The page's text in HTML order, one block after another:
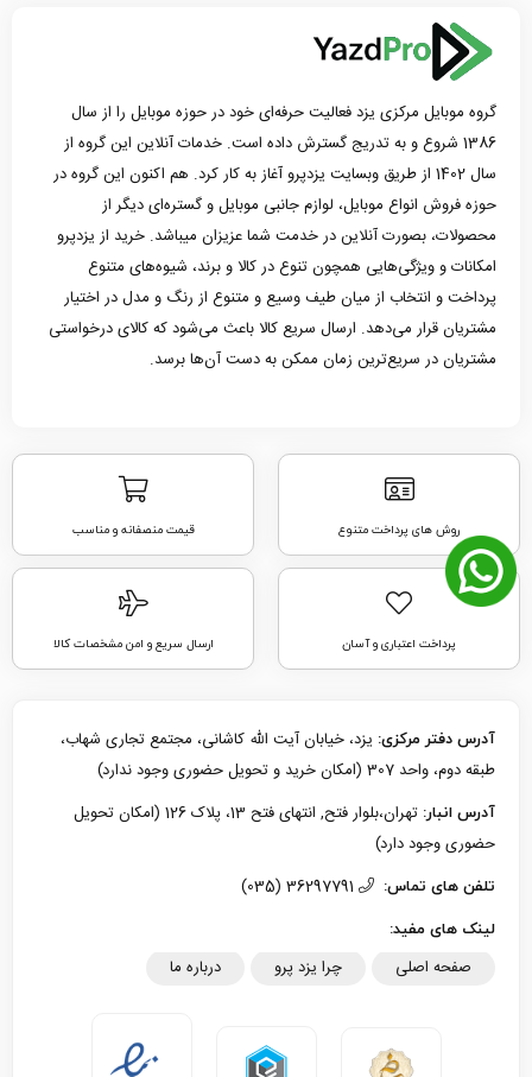
گروه موبایل مرکزی یزد فعالیت حرفه‌ای خود در حوزه موبایل را از سال
1386 شروع و به تدریج گسترش داده است. خدمات آنلاین این گروه از
سال 1402 از طریق وبسایت یزدپرو آغاز به کار کرد. هم اکنون این گروه در
حوزه فروش انواع موبایل، لوازم جانبی موبایل و گستره‌ای دیگر از
محصولات، بصورت آنلاین در خدمت شما عزیزان میباشد. خرید از یزدپرو
امکانات و ویژگی‌هایی همچون تنوع در کالا و برند، شیوه‌های متنوع
پرداخت و انتخاب از میان طیف وسیع و متنوع از رنگ و مدل در اختیار
مشتریان قرار می‌دهد. ارسال سریع کالا باعث می‌شود که کالای درخواستی
مشتریان در سریع‌ترین زمان ممکن به دست آن‌ها برسد.
روش های پرداخت متنوع قیمت منصفانه و مناسب
پرداخت اعتباری و آسان ارسال سریع و امن مشخصات کالا
آدرس دفتر مرکزی: یزد، خیابان آیت الله کاشانی، مجتمع تجاری شهاب،
طبقه دوم، واحد 307 (امکان خرید و تحویل حضوری وجود ندارد)
آدرس انبار:
تهران،بلوار فتح, انتهای فتح 13، پلاک 126 (امکان تحویل
حضوری وجود دارد)
تلفن های تماس:
لینک های مفید:
صفحه اصلی چرا یزد پرو درباره ما